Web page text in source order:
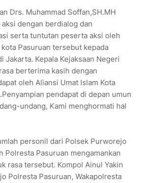
Drs. Muhammad Soffan,SH.MH
dengan berdialog dan
serta tuntutan peserta aksi oleh
Pasuruan tersebut kepada
Jakarta. Kepala Kejaksaan Negeri
berterima kasih dengan
oleh Aliansi Umat Islam Kota
pendapat di depan umun
undang, Kami menghormati hal
personil dari Polsek Purworejo
Polresta Pasuruan mengamankan
rasa tersebut. Kompol Ainul Yakin
Polresta Pasuruan, Wakapolresta